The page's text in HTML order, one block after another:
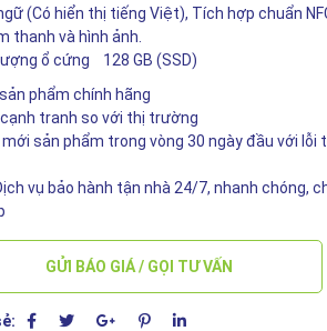
(Có hiển thị tiếng Việt), Tích hợp chuẩn
thanh và hình ảnh.
ổ cứng 128 GB (SSD)
phẩm chính hãng
cạnh tranh so với thị trường
sản phẩm trong vòng 30 ngày đầu với lỗi
vụ bảo hành tận nhà 24/7, nhanh chóng,
GỬI BÁO GIÁ / GỌI TƯ VẤN